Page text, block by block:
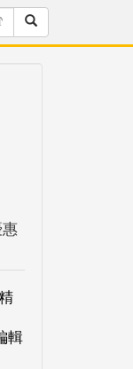
惠
輯